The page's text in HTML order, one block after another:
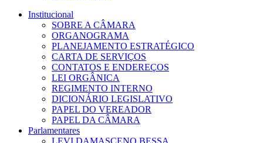
Institucional
SOBRE A CÂMARA
ORGANOGRAMA
PLANEJAMENTO ESTRATÉGICO
CARTA DE SERVIÇOS
CONTATOS E ENDEREÇOS
LEI ORGÂNICA
REGIMENTO INTERNO
DICIONÁRIO LEGISLATIVO
PAPEL DO VEREADOR
PAPEL DA CÂMARA
Parlamentares
LEVI DAMASCENO BESSA